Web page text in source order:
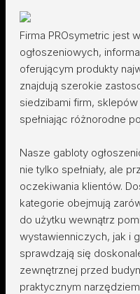
Firma PROsymetric jest
ogłoszeniowych,
oferującym produkty
znajdują szerokie
siedzibami firm,
spełniając różnorodne
Nasze gabloty
nie tylko spełniały, ale
oczekiwania klientów.
kategorie obejmują
do użytku wewnątrz
wystawienniczych, jak i
sprawdzają się
zewnętrznej przed
praktycznym